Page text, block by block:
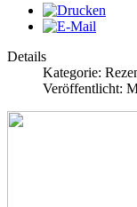
Details
Kategorie:
Veröffentlicht: